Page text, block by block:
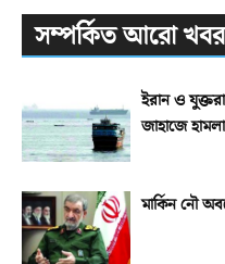
সম্পর্কিত আরো খবর
ইরান ও
জাহাজে হামলা
মার্কিন নৌ